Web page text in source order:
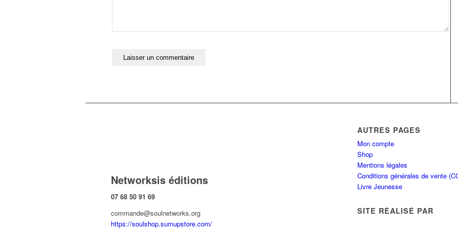
Networksis éditions
07 68 50 91 69
commande@soulnetworks.org
https://soulshop.sumupstore.com/
AUTRES PAGES
Mon compte
Shop
Mentions légales
Conditions générales de vente
Livre Jeunesse
SITE RÉALISÉ PAR